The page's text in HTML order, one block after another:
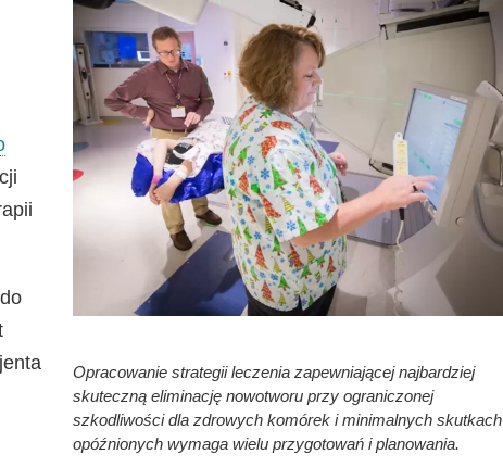
Opracowanie strategii leczenia zapewniającej najbardziej
skuteczną eliminację nowotworu przy ograniczonej
szkodliwości dla zdrowych komórek i minimalnych skutkach
opóźnionych wymaga wielu przygotowań i planowania.